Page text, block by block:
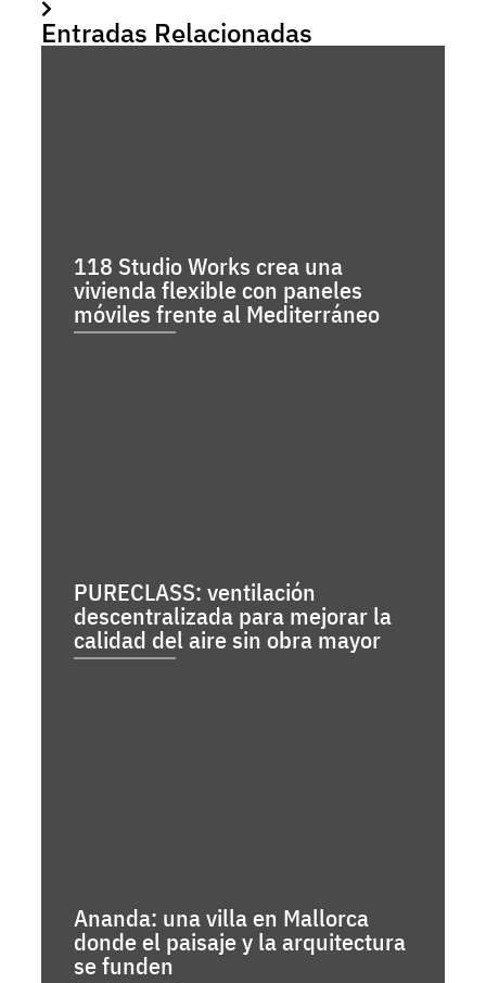
Entradas Relacionadas
118 Studio Works crea una
vivienda flexible con paneles
móviles frente al Mediterráneo
PURECLASS: ventilación
descentralizada para mejorar la
calidad del aire sin obra mayor
Ananda: una villa en Mallorca
donde el paisaje y la arquitectura
se funden